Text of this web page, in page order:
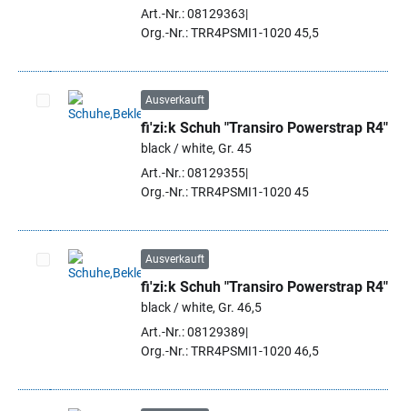
Art.-Nr.: 08129363
Org.-Nr.: TRR4PSMI1-1020 45,5
Artikel auswählen
Ausverkauft
fi'zi:k Schuh "Transiro Powerstrap R4"
black / white, Gr. 45
Art.-Nr.: 08129355
Org.-Nr.: TRR4PSMI1-1020 45
Artikel auswählen
Ausverkauft
fi'zi:k Schuh "Transiro Powerstrap R4"
black / white, Gr. 46,5
Art.-Nr.: 08129389
Org.-Nr.: TRR4PSMI1-1020 46,5